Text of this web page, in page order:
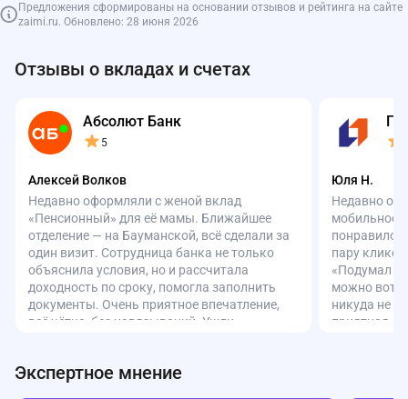
Предложения сформированы на основании отзывов и рейтинга на сайте
zaimi.ru. Обновлено: 28 июня 2026
Отзывы о вкладах и счетах
Абсолют Банк
5
Алексей Волков
Недавно оформляли с женой вклад
«Пенсионный» для её мамы. Ближайшее
отделение — на Бауманской, всё сделали за
один визит. Сотрудница банка не только
объяснила условия, но и рассчитала
доходность по сроку, помогла заполнить
документы. Очень приятное впечатление,
всё чётко, без навязываний. Ушли
Юля Н.
Недавно
мобильное
пару
«Подумал –
можно вот
никуда не
приятная,
Экспертное мнение